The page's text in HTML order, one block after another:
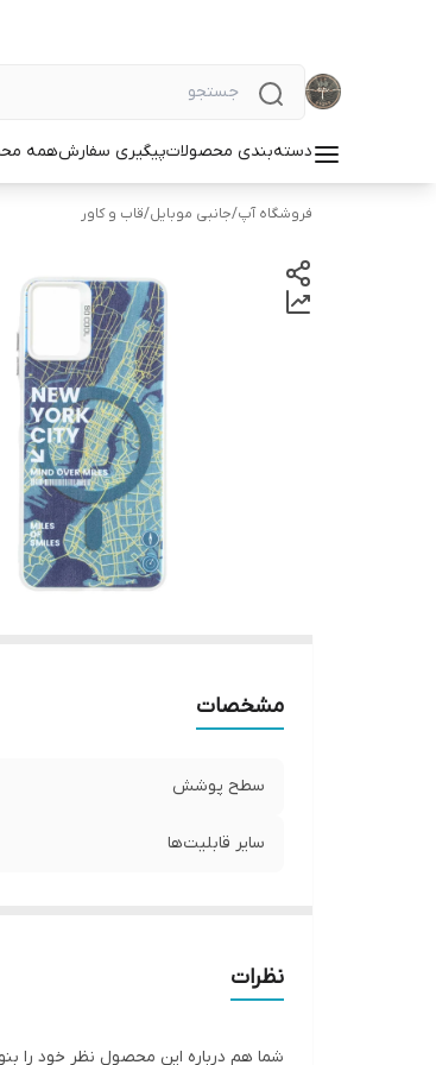
دسته‌بندی محصولاتپیگیری سفارشهمه
فروشگاه آپ/جانبی موبایل/قاب و کاور
مشخصات
سطح پوشش
سایر قابلیت‌ها
نظرات
شما هم درباره این محصول نظر خود را